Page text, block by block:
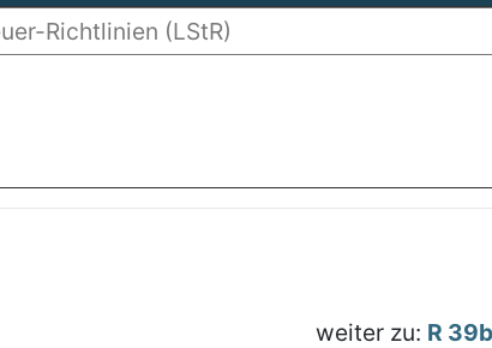
weiter zu: R